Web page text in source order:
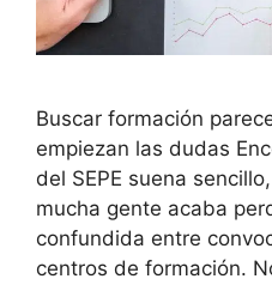
Buscar formación
empiezan las dudas
del SEPE suena
mucha gente acaba
confundida entre
centros de formación.